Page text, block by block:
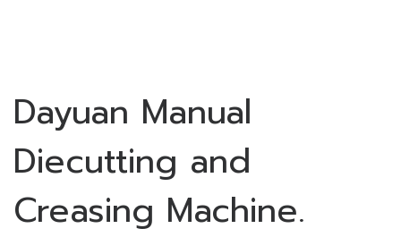
Dayuan Manual
Diecutting and
Creasing Machine.